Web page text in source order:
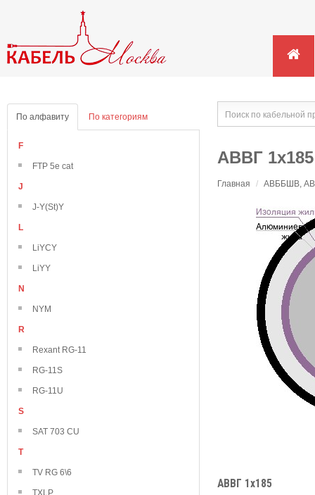
По алфавиту По категориям
F
FTP 5e cat
J
J-Y(St)Y
L
LiYCY
LiYY
N
NYM
R
Rexant RG-11
RG-11S
RG-11U
S
SAT 703 CU
T
TV RG 6\6
TXLP
АВВГ 1х185
Главная / АВББШВ,
АВВГ 1х185